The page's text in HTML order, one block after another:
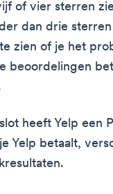
of vier sterren
dan drie
zien of je het
beoordelingen
heeft Yelp een
Yelp betaalt,